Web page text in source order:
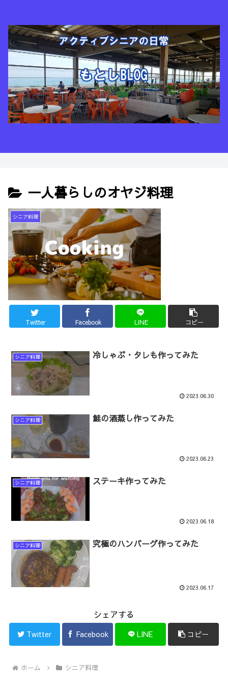
一人暮らしのオヤジ料理
シニア料理
Twitter Facebook LINE コピー
シニア料理 冷しゃぶ・タレも作ってみた
2023.06.30
シニア料理 鮭の酒蒸し作ってみた
2023.06.23
シニア料理 ステーキ作ってみた
2023.06.18
シニア料理 究極のハンバーグ作ってみた
2023.06.17
シェアする
Twitter Facebook LINE コピー
ホーム シニア料理